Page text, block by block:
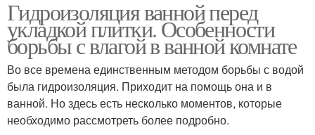
Гидроизоляция ванной перед
укладкой плитки. Особенности
борьбы с влагой в ванной комнате
Во все времена единственным методом борьбы с водой
была гидроизоляция. Приходит на помощь она и в
ванной. Но здесь есть несколько моментов, которые
необходимо рассмотреть более подробно.